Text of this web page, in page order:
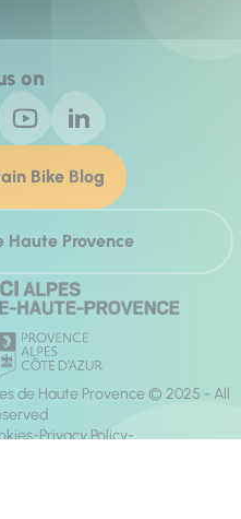
on
Bike Blog
Haute Provence
de Haute Provence © 2025 - All
Privacy Policy